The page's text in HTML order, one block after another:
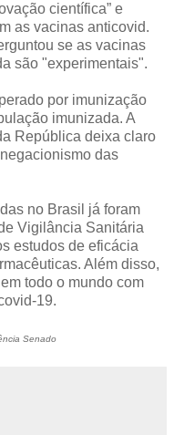
científica” e
as vacinas anticovid.
se as vacinas
são "experimentais".
por imunização
imunizada. A
República deixa claro
das
no Brasil já foram
Vigilância Sanitária
estudos de eficácia
Além disso,
todo o mundo com
19.
Senado